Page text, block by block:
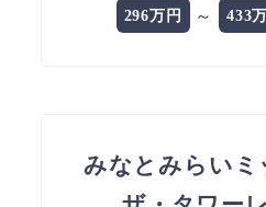
296万円 ～ 433
みなとみらいミ